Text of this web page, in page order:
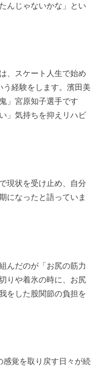
んじゃないかな」とい
、スケート人生で始め
経験をします。濱田美
」宮原知子選手です
」気持ちを抑えリハビ
現状を受け止め、自分
になったと語っていま
んだのが「お尻の筋力
りや着氷の時に、お尻
をした股関節の負担を
感覚を取り戻す日々が続